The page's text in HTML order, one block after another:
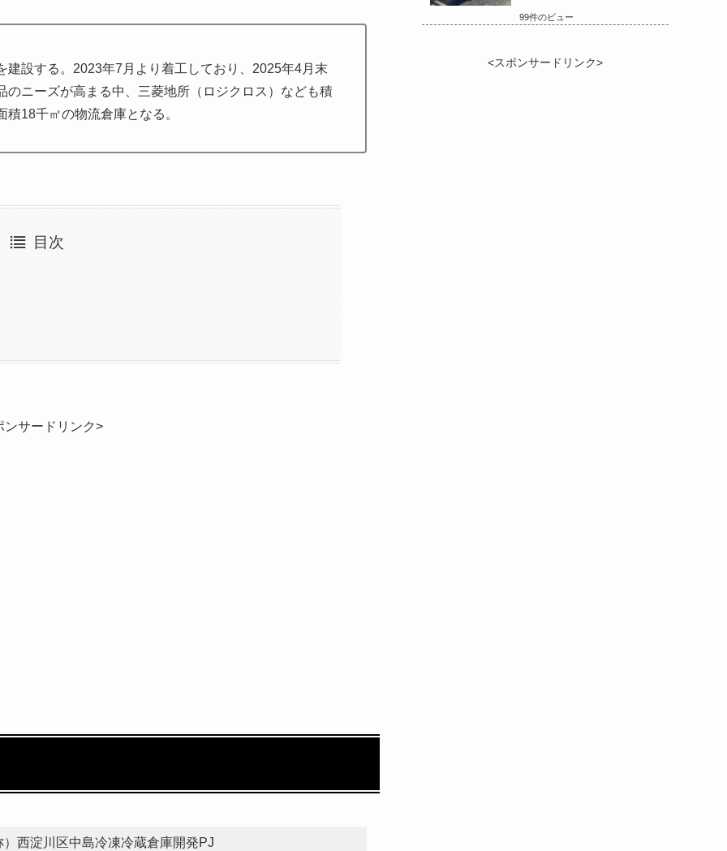
設する。2023年7月より着工しており、2025年4月末
ニーズが高まる中、三菱地所（ロジクロス）なども積
18千㎡の物流倉庫となる。
目次
ンサードリンク>
）西淀川区中島冷凍冷蔵倉庫開発PJ
99件のビュー
<スポンサードリンク>